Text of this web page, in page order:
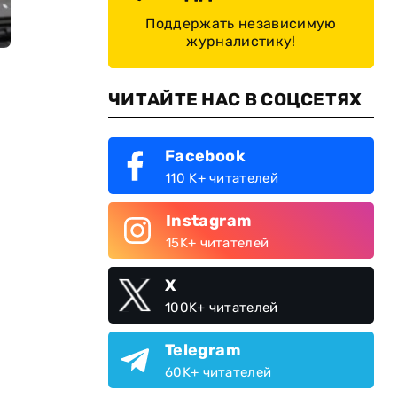
Поддержать независимую
журналистику!
ЧИТАЙТЕ НАС В СОЦСЕТЯХ
Facebook
110 K+ читателей
Instagram
15K+ читателей
X
100K+ читателей
Telegram
60K+ читателей